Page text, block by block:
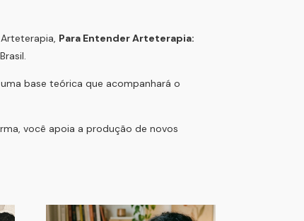
Para Entender Arteterapia:
base teórica que acompanhará o
você apoia a produção de novos